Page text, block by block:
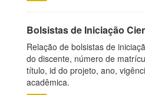
Bolsistas de Iniciação
Relação de bolsistas de
do discente, número de
título, id do projeto, ano,
acadêmica.